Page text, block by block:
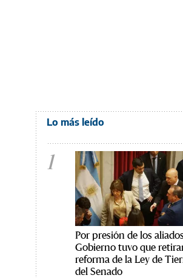
Lo más leído
1
Por presión de los
Gobierno tuvo que
reforma de la Ley de
del Senado